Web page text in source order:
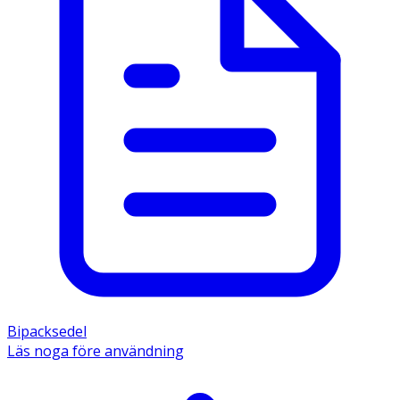
- Rådgör alltid med läkare och apotekspersonal om du tar
- Kan användas vid graviditet och amning.
De aktiva substanserna är vitamin B1 (tiaminmononitrat)
15 mg, vitamin B2(riboflavin) 15 mg, vitamin B6
pantotensyra (D kalciumpantotenat) 30 mg, folsyra 200
hypromellos, makrogol, maltodextrin, natriumcitrat,
citronsyra och titandioxid (färgämne E 171).
Bipacksedel
Läs noga före användning